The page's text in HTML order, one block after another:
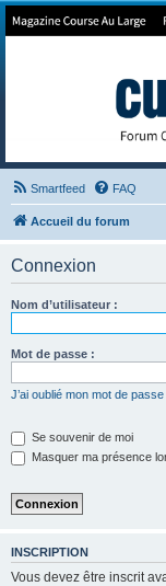
Forum de Cup
Smartfeed FAQ
Accueil du forum
Connexion
Nom d’utilisateur :
Mot de passe :
J’ai oublié mon mot de passe
Se souvenir de moi
Masquer ma présence
INSCRIPTION
Vous devez être inscrit